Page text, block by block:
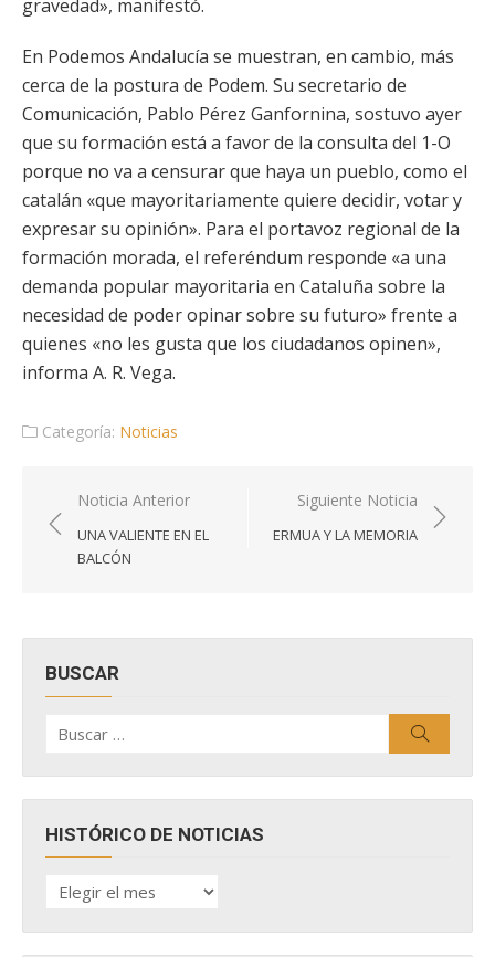
gravedad», manifestó.
En Podemos Andalucía se muestran, en cambio, más
cerca de la postura de Podem. Su secretario de
Comunicación, Pablo Pérez Ganfornina, sostuvo ayer
que su formación está a favor de la consulta del 1-O
porque no va a censurar que haya un pueblo, como el
catalán «que mayoritariamente quiere decidir, votar y
expresar su opinión». Para el portavoz regional de la
formación morada, el referéndum responde «a una
demanda popular mayoritaria en Cataluña sobre la
necesidad de poder opinar sobre su futuro» frente a
quienes «no les gusta que los ciudadanos opinen»,
informa A. R. Vega.
Categoría: Noticias
Navegación
de
entradas
Noticia Anterior
UNA VALIENTE EN EL
BALCÓN
Siguiente Noticia
ERMUA Y LA MEMORIA
BUSCAR
por:
HISTÓRICO DE NOTICIAS
HISTÓRICO
DE